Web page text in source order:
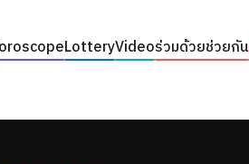
LotteryVideoร่วมด้วยช่วยกัน